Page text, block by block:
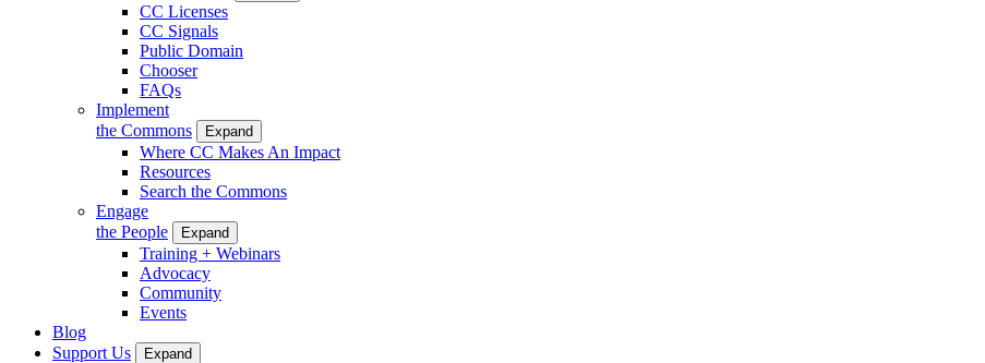
CC Licenses
CC Signals
Public Domain
Chooser
FAQs
Implement
the Commons
Expand
Where CC Makes An Impact
Resources
Search the Commons
Engage
the People
Expand
Training + Webinars
Advocacy
Community
Events
Blog
Support Us
Expand